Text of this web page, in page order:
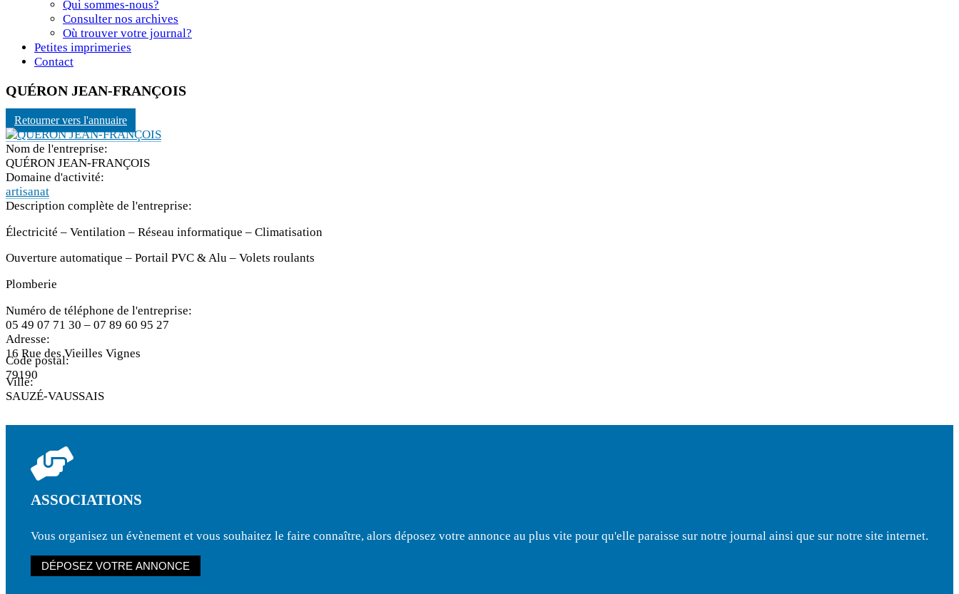
Qui sommes-nous?
Consulter nos archives
Où trouver votre journal?
Petites imprimeries
Contact
QUÉRON JEAN-FRANÇOIS
Retourner vers l'annuaire
Nom de l'entreprise:
QUÉRON JEAN-FRANÇOIS
Domaine d'activité:
artisanat
Description complète de l'entreprise:
Électricité – Ventilation – Réseau informatique – Climatisation
Ouverture automatique – Portail PVC & Alu – Volets roulants
Plomberie
Numéro de téléphone de l'entreprise:
05 49 07 71 30 – 07 89 60 95 27
Adresse:
16 Rue des Vieilles Vignes
Code postal:
79190
Ville:
SAUZÉ-VAUSSAIS
ASSOCIATIONS
Vous organisez un évènement et vous souhaitez le faire connaître, alors déposez votre annonce au plus vite pour qu'elle paraisse sur notre journal ainsi que sur notre site internet.
DÉPOSEZ VOTRE ANNONCE